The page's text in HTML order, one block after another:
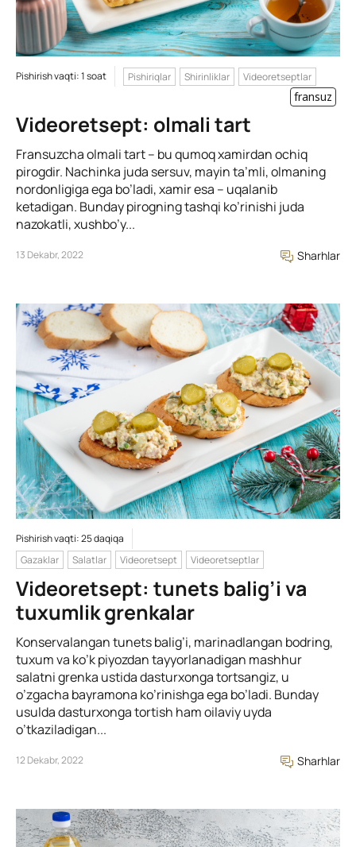
Pishirish vaqti: 1 soat Pishiriqlar Shirinliklar Videoretseptlar
fransuz
Videoretsept: olmali tart
Fransuzcha olmali tart – bu qumoq xamirdan ochiq
pirogdir. Nachinka juda sersuv, mayin ta’mli, olmaning
nordonligiga ega bo’ladi, xamir esa – uqalanib
ketadigan. Bunday pirogning tashqi ko’rinishi juda
nazokatli, xushbo’y...
13 Dekabr, 2022 Sharhlar
Pishirish vaqti: 25 daqiqa
Gazaklar
Salatlar Videoretsept Videoretseptlar
Videoretsept: tunets balig’i va
tuxumlik grenkalar
Konservalangan tunets balig’i, marinadlangan bodring,
tuxum va ko’k piyozdan tayyorlanadigan mashhur
salatni grenka ustida dasturxonga tortsangiz, u
o’zgacha bayramona ko’rinishga ega bo’ladi. Bunday
usulda dasturxonga tortish ham oilaviy uyda
o’tkaziladigan...
12 Dekabr, 2022 Sharhlar